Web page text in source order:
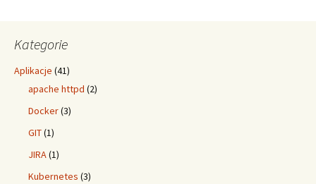
Kategorie
Aplikacje (41)
apache httpd (2)
Docker(3)
GIT(1)
JIRA(1)
Kubernetes (3)